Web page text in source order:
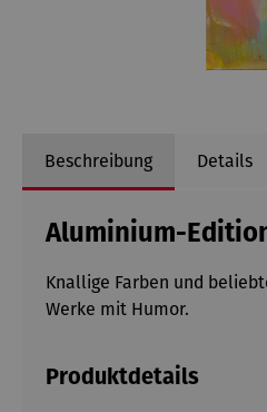
Beschreibung Details
Aluminium-
Knallige Farben und
Werke mit Humor.
Produktdetails